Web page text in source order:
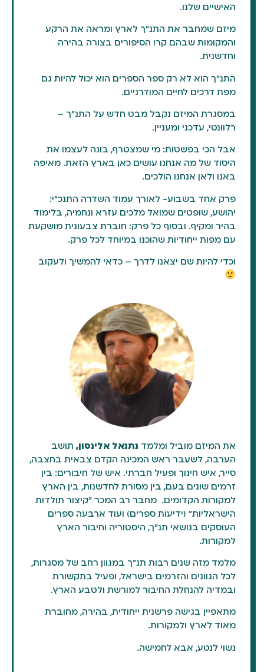
האישיים שלנו.
מיזם שמחבר את התנ"ך לארץ ומראה את הרקע
והמקומות שבהם קרו הסיפורים בצורה בהירה
וחדשנית.
התנ"ך הוא לא רק ספר הספרים הוא יכול להיות גם
מפת דרכים לחיים המודרניים.
במסגרת המיזם נקבל מבט חדש על התנ"ך –
רלוונטי, עדכני ומעניין.
אבל הכי בפשטות: מי שמצטרף, בונה לעצמו את
היסוד של מה אנחנו עושים כאן בארץ הזאת. מאיפה
באנו ולאן אנחנו הולכים.
פרק אחד בשבוע- לאורך עמוד השדרה התנכ"י:
יהושע, שופטים שמואל מלכים עזרא ונחמיה, בלימוד
בהיר ומקיף. ובסוף כל פרק: חוברת צבעונית מושקעת
עם מפות ייחודיות שהוכנו במיוחד לכל פרק.
וכדי להיות שם יצאנו לדרך – כדאי להמשיך ולעקוב
את המיזם מוביל ומלמד נתנאל אלינסון, תושב
הערבה, לשעבר ראש המכינה הקדם צבאית בחצבה,
סייר, איש חינוך ופעיל חברתי. איש של חיבורים: בין
זרמים שונים בעם, בין מסורת לחדשנות, בין הארץ
למקורות הקדומים. מחבר רב המכר "קיצור תולדות
הישראליות" (ידיעות ספרים) ועוד ארבעה ספרים
העוסקים בנושאי תנ"ך, היסטוריה וחיבור הארץ
למקורות.
מלמד מזה שנים רבות תנ"ך במגוון רחב של מסגרות,
לכל הגוונים והזרמים בישראל, ופעיל בתקשורת
ובמדיה להנחלת החיבור למורשת ולטבע הארץ.
מתאפיין בגישה פרשנית ייחודית, בהירה, מחוברת
מאוד לארץ ולמקורות.
נשוי לנטע, אבא לחמישה.